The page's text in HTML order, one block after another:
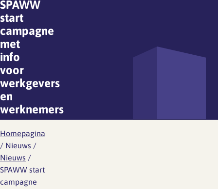
SPAWW
start
campagne
met
info
voor
werkgevers
en
werknemers
Homepagina
/ Nieuws /
Nieuws /
SPAWW start
campagne